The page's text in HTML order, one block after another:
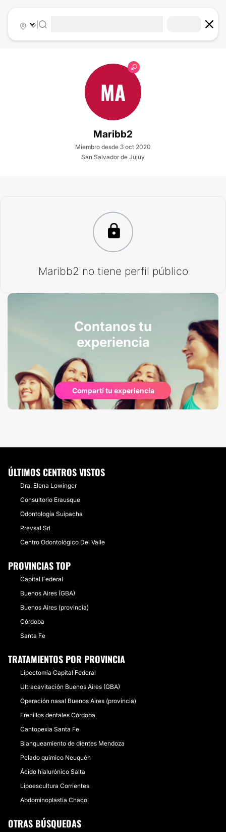
|
MA
Maribb2
Miembro desde 3 oct 2020
San Salvador de Jujuy
Maribb2 no tiene perfil público
Contanos tu
experiencia
Compartí tu experiencia
ÚLTIMOS CENTROS VISTOS
Dra. Elena Lowinger
Consultorio Erausque
Odontología Suipacha
Prevsal Srl
Centro Odontológico Del Valle
PROVINCIAS TOP
Capital Federal
Buenos Aires (GBA)
Buenos Aires (provincia)
Córdoba
Santa Fe
TRATAMIENTOS POR PROVINCIA
Lipectomía Capital Federal
Ultracavitación Buenos Aires (GBA)
Operación nasal Buenos Aires (provincia)
Frenillos dentales Córdoba
Cantopexia Santa Fe
Blanqueamiento de dientes Mendoza
Pelado químico Neuquén
Ácido hialurónico Salta
Lipoescultura Corrientes
Abdominoplastía Chaco
OTRAS BÚSQUEDAS